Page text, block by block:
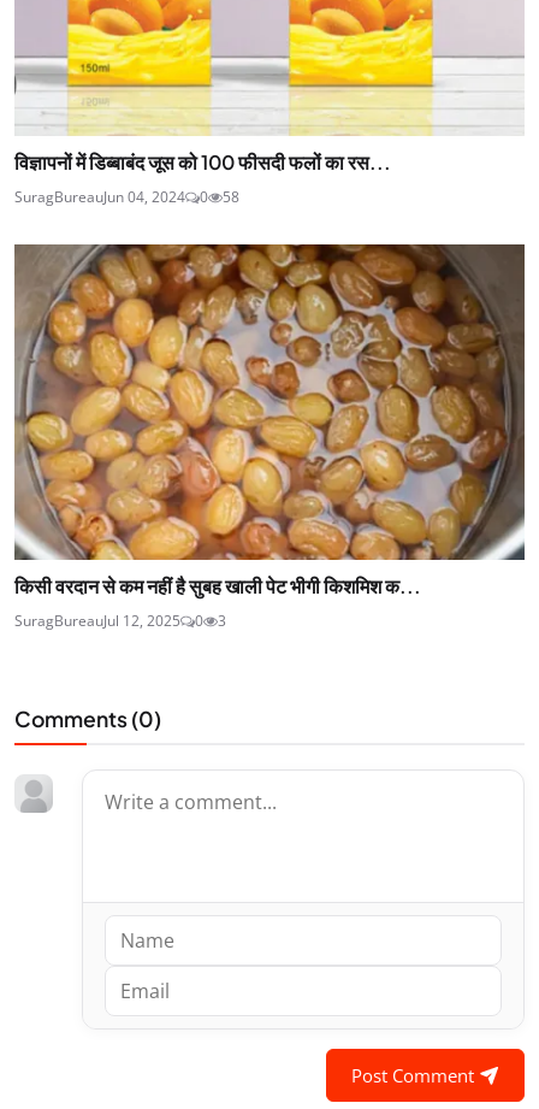
विज्ञापनों में डिब्बाबंद जूस को 100 फीसदी फलों का रस...
SuragBureauJun 04, 2024 0 58
किसी वरदान से कम नहीं है सुबह खाली पेट भीगी किशमिश क...
SuragBureauJul 12, 2025 0 3
Comments (0)
Post Comment